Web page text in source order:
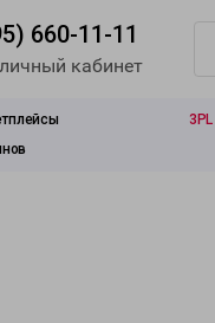
660-11-11
кабинет
3PL